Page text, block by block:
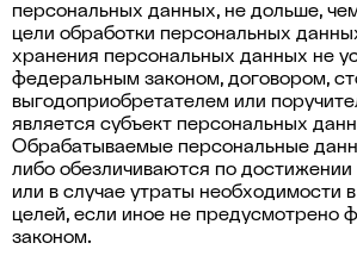
персональных данных, не дольше,
цели обработки персональных
хранения персональных данных не
федеральным законом, договором,
выгодоприобретателем или
является субъект персональных
Обрабатываемые персональные
либо обезличиваются по достижении
или в случае утраты необходимости
целей, если иное не предусмотрено
законом.